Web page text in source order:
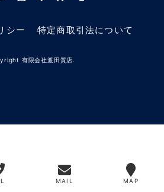
シー 特定商取引法について
有限会社渡田質店.
MAIL MAP